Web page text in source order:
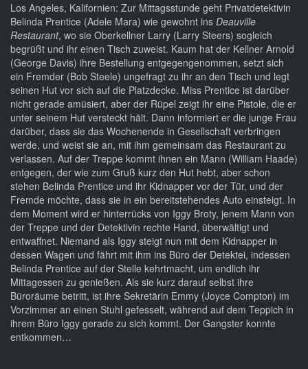
Los Angeles, Kalifornien: Zur Mittagsstunde geht Privatdetektivin
Belinda Prentice (Adele Mara) wie gewohnt ins Deauville
Restaurant, wo sie Oberkellner Larry (Larry Steers) sogleich
begrüßt und ihr einen Tisch zuweist. Kaum hat der Kellner Arnold
(George Davis) ihre Bestellung entgegengenommen, setzt sich
ein Fremder (Bob Steele) ungefragt zu ihr an den Tisch und legt
seinen Hut vor sich auf die Platzdecke. Miss Prentice ist darüber
nicht gerade amüsiert, aber der Rüpel zeigt ihr eine Pistole, die er
unter seinem Hut versteckt hält. Dann informiert er die junge Frau
darüber, dass sie das Wochenende in Gesellschaft verbringen
werde, und weist sie an, mit ihm gemeinsam das Restaurant zu
verlassen. Auf der Treppe kommt ihnen ein Mann (William Haade)
entgegen, der wie zum Gruß kurz den Hut hebt, aber schon
stehen Belinda Prentice und ihr Kidnapper vor der Tür, und der
Fremde möchte, dass sie in ein bereitstehendes Auto einsteigt. In
dem Moment wird er hinterrücks von Iggy Broty, jenem Mann von
der Treppe und der Detektivin rechte Hand, überwältigt und
entwaffnet. Niemand als Iggy steigt nun mit dem Kidnapper in
dessen Wagen und fährt mit ihm ins Büro der Detektei, indessen
Belinda Prentice auf der Stelle kehrtmacht, um endlich ihr
Mittagessen zu genießen. Als sie kurz darauf selbst ihre
Büroräume betritt, ist ihre Sekretärin Emmy (Joyce Compton) im
Vorzimmer an einen Stuhl gefesselt, während auf dem Teppich in
ihrem Büro Iggy gerade zu sich kommt. Der Gangster konnte
entkommen…